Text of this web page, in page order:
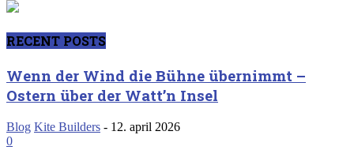
RECENT POSTS
Wenn der Wind die Bühne übernimmt –
Ostern über der Watt’n Insel
Blog Kite Builders - 12. april 2026
0